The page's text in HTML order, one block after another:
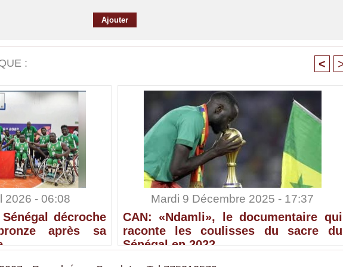
: <
2026 - 06:08
décroche
après sa
Mardi 9 Décembre 2025 - 17:37
CAN: «Ndamli», le documentaire qui
raconte les coulisses du sacre du
Sénégal en 2022